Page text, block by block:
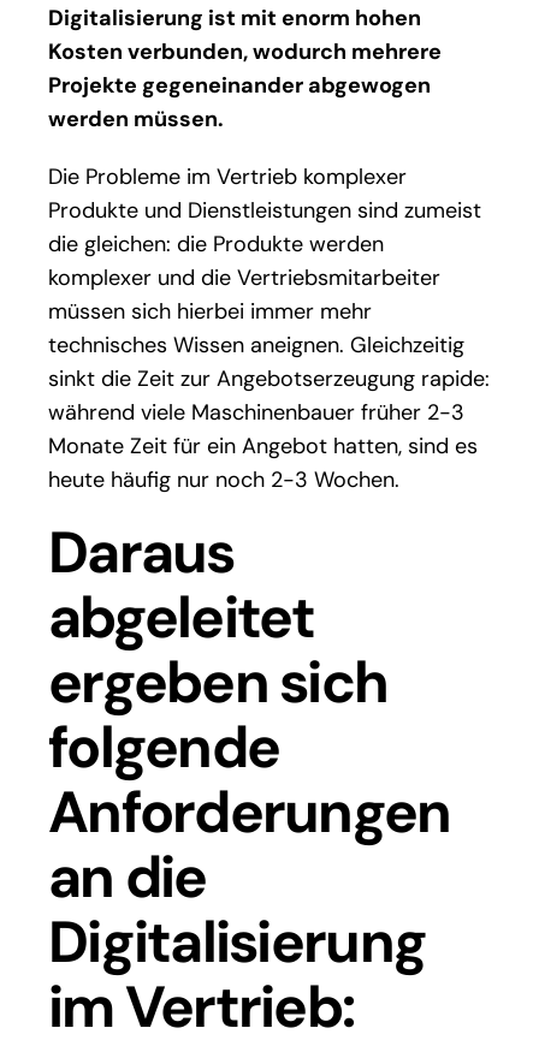
Digitalisierung ist mit enorm hohen
Kosten verbunden, wodurch mehrere
Projekte gegeneinander abgewogen
werden müssen.
Die Probleme im Vertrieb komplexer
Produkte und Dienstleistungen sind zumeist
die gleichen: die Produkte werden
komplexer und die Vertriebsmitarbeiter
müssen sich hierbei immer mehr
technisches Wissen aneignen. Gleichzeitig
sinkt die Zeit zur Angebotserzeugung rapide:
während viele Maschinenbauer früher 2-3
Monate Zeit für ein Angebot hatten, sind es
heute häufig nur noch 2-3 Wochen.
Daraus
abgeleitet
ergeben sich
folgende
Anforderungen
an die
Digitalisierung
im Vertrieb: